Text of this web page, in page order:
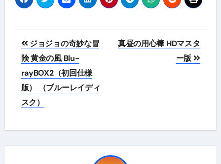
投
稿
ナ
ビ
ジョジョの奇妙な冒
険 黄金の風 Blu-
rayBOX2（初回仕様
版） （ブルーレイディ
スク）
真昼の用心棒 HDマスタ
ー版